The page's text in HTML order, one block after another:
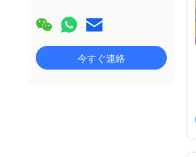
今すぐ連絡